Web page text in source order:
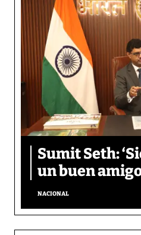
Sumit Seth:
un buen
NACIONAL